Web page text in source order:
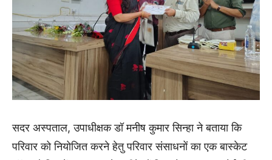
सदर अस्पताल, उपाधीक्षक डॉ मनीष कुमार सिन्हा ने बताया कि
परिवार को नियोजित करने हेतु परिवार संसाधनों का एक बास्केट